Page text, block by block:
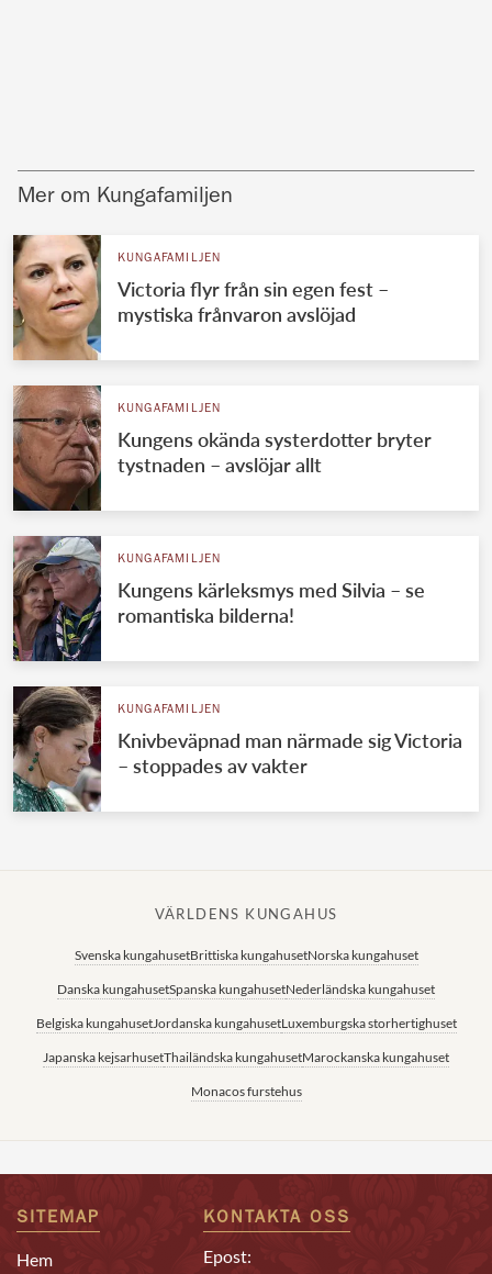
Mer om Kungafamiljen
KUNGAFAMILJEN
Victoria flyr från sin egen fest –
mystiska frånvaron avslöjad
KUNGAFAMILJEN
Kungens okända systerdotter bryter
tystnaden – avslöjar allt
KUNGAFAMILJEN
Kungens kärleksmys med Silvia – se
romantiska bilderna!
KUNGAFAMILJEN
Knivbeväpnad man närmade sig Victoria
– stoppades av vakter
VÄRLDENS KUNGAHUS
Svenska kungahusetBrittiska kungahusetNorska kungahuset
Danska kungahusetSpanska kungahusetNederländska kungahuset
Belgiska kungahusetJordanska kungahusetLuxemburgska storhertighuset
Japanska kejsarhusetThailändska kungahusetMarockanska kungahuset
Monacos furstehus
SITEMAP
Hem
KONTAKTA OSS
Epost: